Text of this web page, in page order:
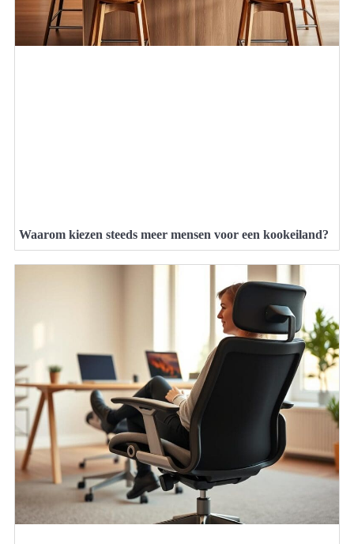
Waarom kiezen steeds meer mensen voor een kookeiland?